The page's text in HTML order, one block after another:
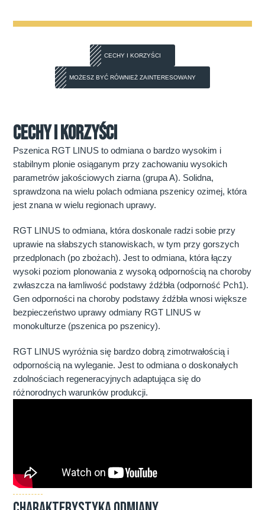
CECHY I KORZYŚCI
MOŻESZ BYĆ RÓWNIEŻ ZAINTERESOWANY
CECHY I KORZYŚCI
Pszenica RGT LINUS to odmiana o bardzo wysokim i
stabilnym plonie osiąganym przy zachowaniu wysokich
parametrów jakościowych ziarna (grupa A). Solidna,
sprawdzona na wielu polach odmiana pszenicy ozimej, która
jest znana w wielu regionach uprawy.
RGT LINUS to odmiana, która doskonale radzi sobie przy
uprawie na słabszych stanowiskach, w tym przy gorszych
przedplonach (po zbożach). Jest to odmiana, która łączy
wysoki poziom plonowania z wysoką odpornością na choroby
zwłaszcza na łamliwość podstawy źdźbła (odporność Pch1).
Gen odporności na choroby podstawy źdźbła wnosi większe
bezpieczeństwo uprawy odmiany RGT LINUS w
monokulturze (pszenica po pszenicy).
RGT LINUS wyróżnia się bardzo dobrą zimotrwałością i
odpornością na wyleganie. Jest to odmiana o doskonałych
zdolnościach regeneracyjnych adaptująca się do
różnorodnych warunków produkcji.